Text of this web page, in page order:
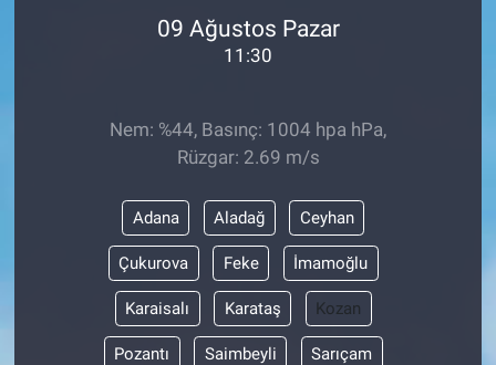
09 Ağustos Pazar
11:30
Nem: %44, Basınç: 1004 hpa hPa,
Rüzgar: 2.69 m/s
Adana Aladağ Ceyhan
Çukurova Feke İmamoğlu
Karaisalı Karataş Kozan
Pozantı Saimbeyli Sarıçam